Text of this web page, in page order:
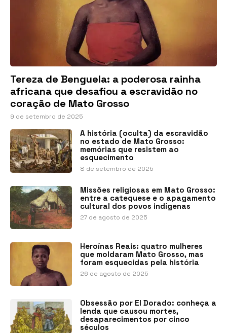
Tereza de Benguela: a poderosa rainha
africana que desafiou a escravidão no
coração de Mato Grosso
9 de setembro de 2025
A história (oculta) da escravidão
no estado de Mato Grosso:
memórias que resistem ao
esquecimento
8 de setembro de 2025
Missões religiosas em Mato Grosso:
entre a catequese e o apagamento
cultural dos povos indígenas
27 de agosto de 2025
Heroínas Reais: quatro mulheres
que moldaram Mato Grosso, mas
foram esquecidas pela história
26 de agosto de 2025
Obsessão por El Dorado: conheça a
lenda que causou mortes,
desaparecimentos por cinco
séculos